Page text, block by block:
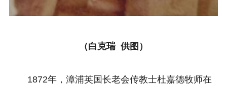
（白克瑞 供图）
1872年，漳浦英国长老会传教士杜嘉德牧师在